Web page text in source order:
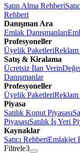
Satın Alma Rehberi
Rehberi
Danışman Ara
Emlak Danışmanları
Profesyoneller
Üyelik Paketleri
Satış & Kiralama
Ücretsiz İlan Verin
Danışmanlar
Profesyoneller
Üyelik Paketleri
Piyasa
Satılık Konut Piyasası
PiyasasıSatılık İş Yeri
Kaynaklar
Satıcı RehberiEmlakjet
Filtrele3